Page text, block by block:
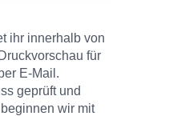
ihr innerhalb von
für
E-Mail.
geprüft und
wir mit